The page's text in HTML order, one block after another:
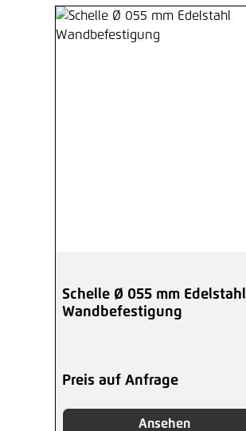
Schelle Ø 055 mm Edelstahl
Wandbefestigung
Preis auf Anfrage
Ansehen